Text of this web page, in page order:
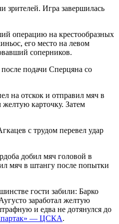
зрителей. Игра завершилась
операцию на крестообразных
его место на левом
соперников.
подачи Сперцяна со
на отскок и отправил мяч в
карточку. Затем
с трудом перевел удар
добил мяч головой в
мяч в штангу после попытки
гости забили: Барко
заработал желтую
и едва не дотянулся до
— ЦСКА.